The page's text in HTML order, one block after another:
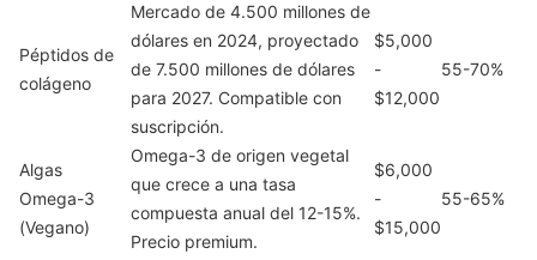
Péptidos de
colágeno
Mercado de 4.500 millones de
dólares en 2024, proyectado
de 7.500 millones de dólares
para 2027. Compatible con
suscripción.
$5,000
-
$12,000
55-70%
Algas
Omega-3
(Vegano)
Omega-3 de origen vegetal
que crece a una tasa
compuesta anual del 12-15%.
Precio premium.
$6,000
-
$15,000
55-65%